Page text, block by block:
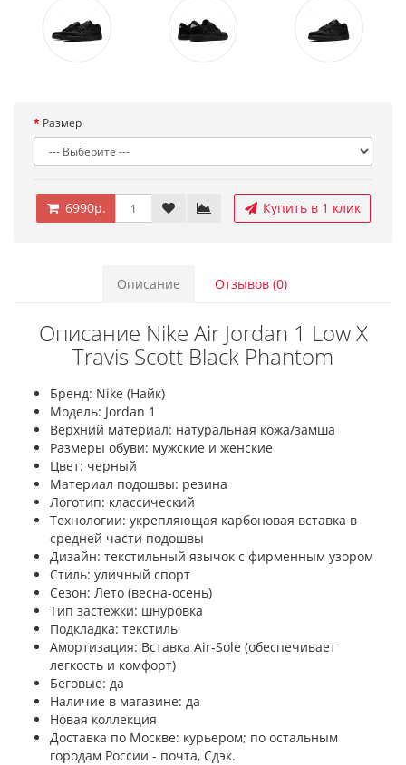
Размер
6990р. Купить в 1 клик
Описание Отзывов (0)
Описание Nike Air Jordan 1 Low X
Travis Scott Black Phantom
Бренд: Nike (Найк)
Модель: Jordan 1
Верхний материал: натуральная кожа/замша
Размеры обуви: мужские и женские
Цвет: черный
Материал подошвы: резина
Логотип: классический
Технологии: укрепляющая карбоновая вставка в
средней части подошвы
Дизайн: текстильный язычок с фирменным узором
Стиль: уличный спорт
Сезон: Лето (весна-осень)
Тип застежки: шнуровка
Подкладка: текстиль
Амортизация: Вставка Air-Sole (обеспечивает
легкость и комфорт)
Беговые: да
Наличие в магазине: да
Новая коллекция
Доставка по Москве: курьером; по остальным
городам России - почта, Сдэк.